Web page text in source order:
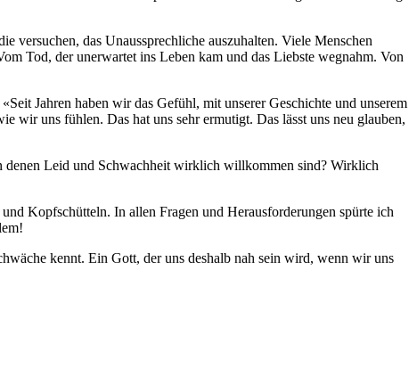
versuchen, das Unaussprechliche auszuhalten. Viele Menschen
Tod, der unerwartet ins Leben kam und das Liebste wegnahm. Von
Jahren haben wir das Gefühl, mit unserer Geschichte und unserem
wir uns fühlen. Das hat uns sehr ermutigt. Das lässt uns neu glauben,
denen Leid und Schwachheit wirklich willkommen sind? Wirklich
Kopfschütteln. In allen Fragen und Herausforderungen spürte ich
kennt. Ein Gott, der uns deshalb nah sein wird, wenn wir uns